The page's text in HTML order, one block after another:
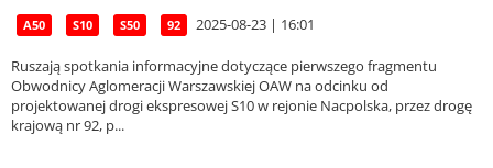
A50 S10 S50 92 2025-08-23 | 16:01
Ruszają spotkania informacyjne dotyczące pierwszego fragmentu
Obwodnicy Aglomeracji Warszawskiej OAW na odcinku od
projektowanej drogi ekspresowej S10 w rejonie Nacpolska, przez drogę
krajową nr 92, p...